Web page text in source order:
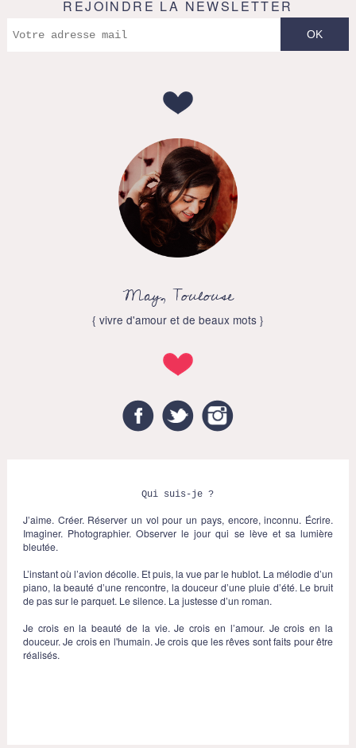
REJOINDRE LA NEWSLETTER
May, Toulouse
{ vivre d'amour et de beaux mots }
FacebookTwitter
Qui suis-je ?
J’aime. Créer. Réserver un vol pour un pays, encore, inconnu. Écrire.
Imaginer. Photographier. Observer le jour qui se lève et sa lumière
bleutée.
L’instant où l’avion décolle. Et puis, la vue par le hublot. La mélodie d’un
piano, la beauté d’une rencontre, la douceur d’une pluie d’été. Le bruit
de pas sur le parquet. Le silence. La justesse d’un roman.
Je crois en la beauté de la vie. Je crois en l’amour. Je crois en la
douceur. Je crois en l'humain. Je crois que les rêves sont faits pour être
réalisés.